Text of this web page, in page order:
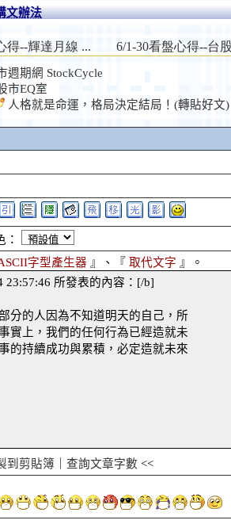
文辦法
週期網 StockCycle
市EQ室
人格就是命運，格局決定結局！(轉貼好文)
：
字型產生器 』、『 取代文字 』。
到剪貼簿 查詢文章字數 <<